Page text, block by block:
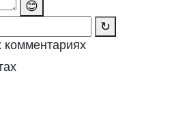
😊
↻